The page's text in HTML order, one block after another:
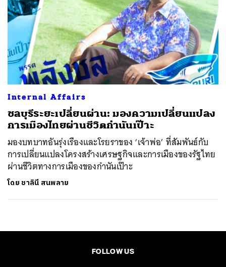
Internal Affairs
ชลบุรีระยะเปลี่ยนผ่าน: มองความเปลี่ยนแปลง
การเมืองไทยผ่านชีวิตกำนันเป๊าะ
มองบทบาทอันรุ่งเรืองและโรยราของ ‘เจ้าพ่อ’ ที่สัมพันธ์กับ
การเปลี่ยนแปลงโครงสร้างเศรษฐกิจและการเมืองของรัฐไทย
ผ่านชีวิตทางการเมืองของกำนันเป๊าะ
โดย ชาลินี สนพลาย
FOLLOW US
ค้นหา
SHARE TWEET LINE EMAIL